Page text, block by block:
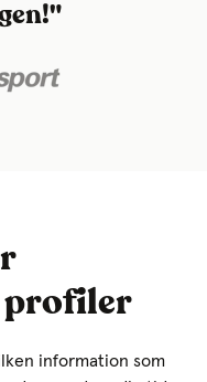
profiler
information som